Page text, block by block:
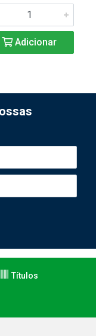
Adicionar
Títulos